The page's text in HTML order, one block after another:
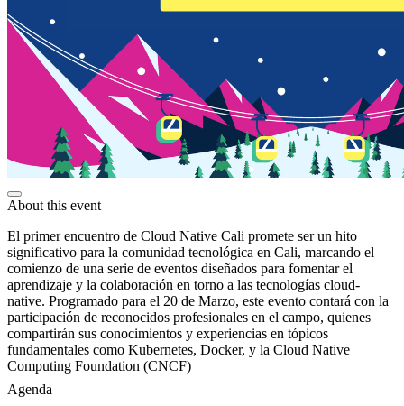
About this event
El primer encuentro de Cloud Native Cali promete ser un hito
significativo para la comunidad tecnológica en Cali, marcando el
comienzo de una serie de eventos diseñados para fomentar el
aprendizaje y la colaboración en torno a las tecnologías cloud-
native. Programado para el 20 de Marzo, este evento contará con la
participación de reconocidos profesionales en el campo, quienes
compartirán sus conocimientos y experiencias en tópicos
fundamentales como Kubernetes, Docker, y la Cloud Native
Computing Foundation (CNCF)
Agenda